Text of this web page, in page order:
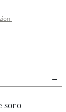
sono